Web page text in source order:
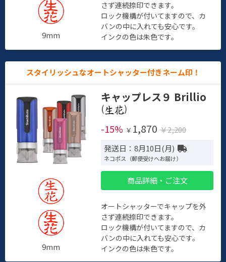
9mm
さず連続捺印できます。
ロック機構が付いてますので、カ
バンの中に入れても安心です。
インクの色は朱色です。
スタイリッシュなオートシャッター付きネーム印！
9mm
キャップレス９ Brillio
(
)
-15% ￥ 1,870 ￥2,200
発送日：8月10日(月)
ネコポス（郵便受けへお届け）
商品詳細・ご注文
オートシャッターでキャップを外
さず連続捺印できます。
ロック機構が付いてますので、カ
バンの中に入れても安心です。
インクの色は朱色です。